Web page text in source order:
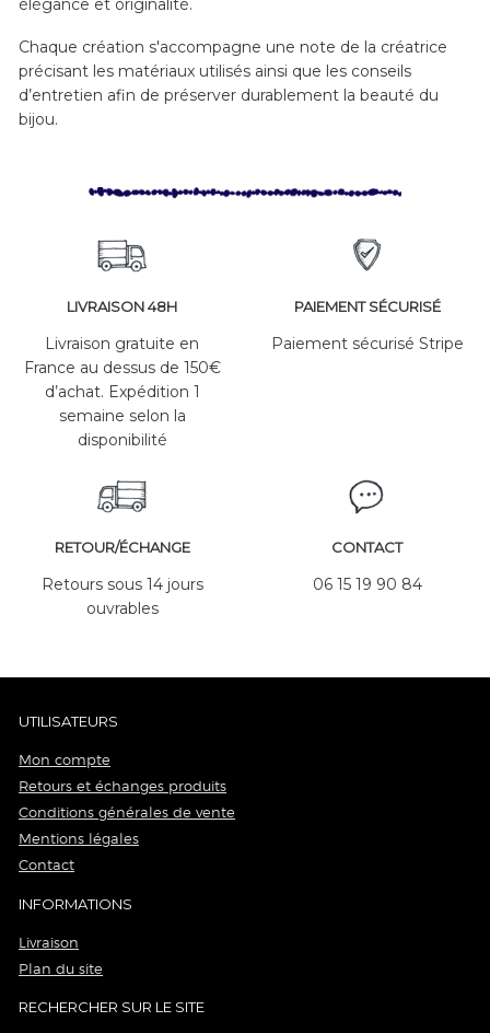
élégance et originalité.
Chaque création s'accompagne une note de la créatrice
précisant les matériaux utilisés ainsi que les conseils
d’entretien afin de préserver durablement la beauté du
bijou.
LIVRAISON 48H
Livraison gratuite en
France au dessus de 150€
d’achat. Expédition 1
semaine selon la
disponibilité
PAIEMENT SÉCURISÉ
Paiement sécurisé Stripe
RETOUR/ÉCHANGE
Retours sous 14 jours
ouvrables
CONTACT
06 15 19 90 84
UTILISATEURS
Mon compte
Retours et échanges produits
Conditions générales de vente
Mentions légales
Contact
INFORMATIONS
Livraison
Plan du site
RECHERCHER SUR LE SITE